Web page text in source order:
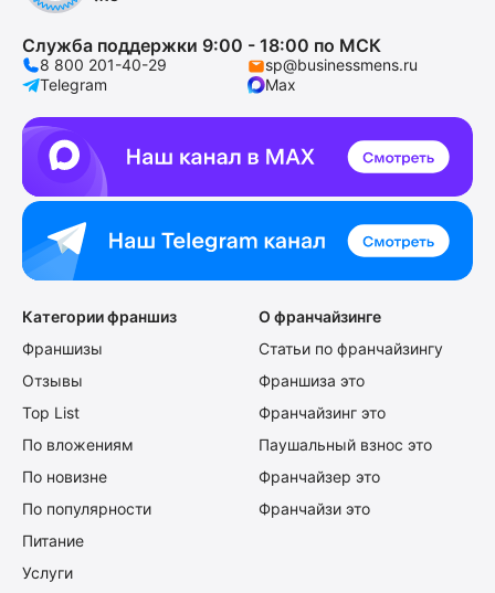
Служба поддержки 9:00 - 18:00 по МСК
8 800 201-40-29
sp@businessmens.ru
Telegram
Max
Категории франшиз
Франшизы
Отзывы
Top List
По вложениям
По новизне
По популярности
Питание
Услуги
О франчайзинге
Статьи по франчайзингу
Франшиза это
Франчайзинг это
Паушальный взнос это
Франчайзер это
Франчайзи это